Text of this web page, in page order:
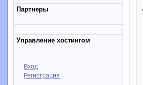
Партнеры
Управление хостингом
Вход
Регистрация